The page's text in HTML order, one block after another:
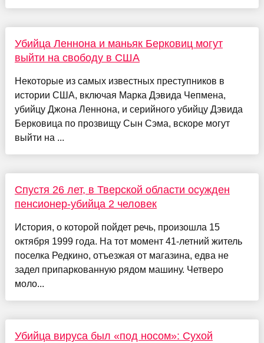
Убийца Леннона и маньяк Берковиц могут
выйти на свободу в США
Некоторые из самых известных преступников в
истории США, включая Марка Дэвида Чепмена,
убийцу Джона Леннона, и серийного убийцу Дэвида
Берковица по прозвищу Сын Сэма, вскоре могут
выйти на ...
Спустя 26 лет, в Тверской области осужден
пенсионер-убийца 2 человек
История, о которой пойдет речь, произошла 15
октября 1999 года. На тот момент 41-летний житель
поселка Редкино, отъезжая от магазина, едва не
задел припаркованную рядом машину. Четверо
моло...
Убийца вируса был «под носом»: Сухой